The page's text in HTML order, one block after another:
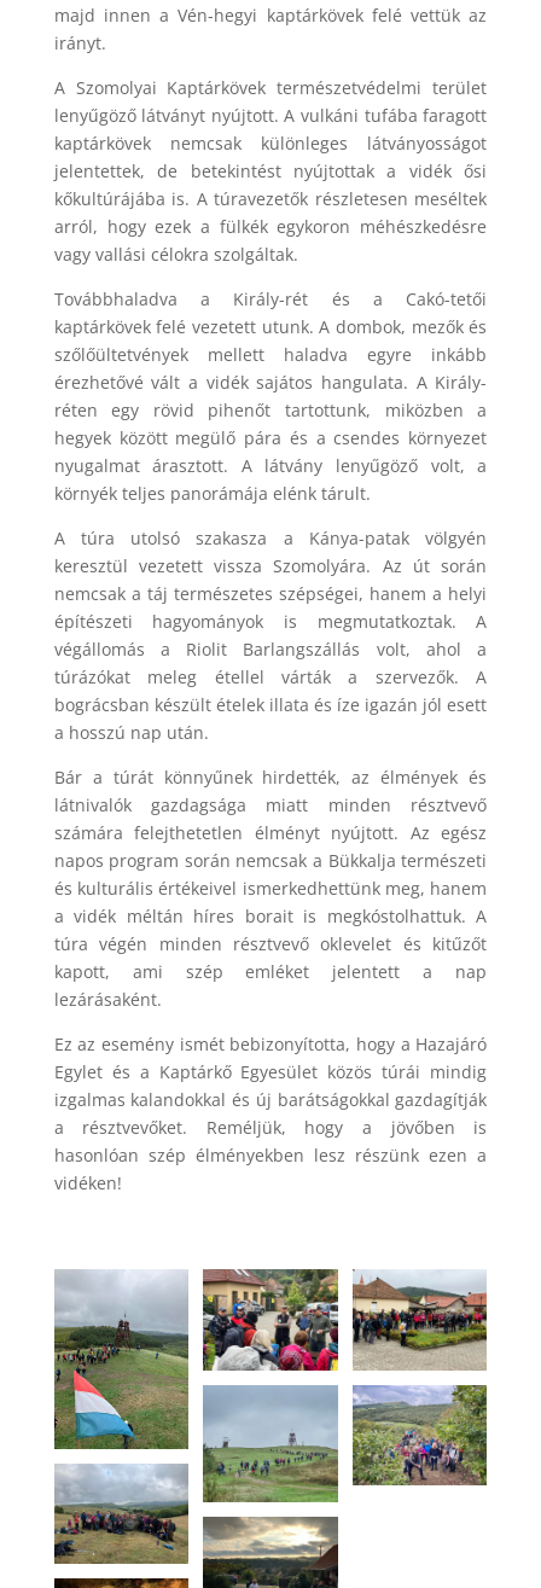
majd innen a Vén-hegyi kaptárkövek felé vettük az
irányt.
A Szomolyai Kaptárkövek természetvédelmi terület
lenyűgöző látványt nyújtott. A vulkáni tufába faragott
kaptárkövek nemcsak különleges látványosságot
jelentettek, de betekintést nyújtottak a vidék ősi
kőkultúrájába is. A túravezetők részletesen meséltek
arról, hogy ezek a fülkék egykoron méhészkedésre
vagy vallási célokra szolgáltak.
Továbbhaladva a Király-rét és a Cakó-tetői
kaptárkövek felé vezetett utunk. A dombok, mezők és
szőlőültetvények mellett haladva egyre inkább
érezhetővé vált a vidék sajátos hangulata. A Király-
réten egy rövid pihenőt tartottunk, miközben a
hegyek között megülő pára és a csendes környezet
nyugalmat árasztott. A látvány lenyűgöző volt, a
környék teljes panorámája elénk tárult.
A túra utolsó szakasza a Kánya-patak völgyén
keresztül vezetett vissza Szomolyára. Az út során
nemcsak a táj természetes szépségei, hanem a helyi
építészeti hagyományok is megmutatkoztak. A
végállomás a Riolit Barlangszállás volt, ahol a
túrázókat meleg étellel várták a szervezők. A
bográcsban készült ételek illata és íze igazán jól esett
a hosszú nap után.
Bár a túrát könnyűnek hirdették, az élmények és
látnivalók gazdagsága miatt minden résztvevő
számára felejthetetlen élményt nyújtott. Az egész
napos program során nemcsak a Bükkalja természeti
és kulturális értékeivel ismerkedhettünk meg, hanem
a vidék méltán híres borait is megkóstolhattuk. A
túra végén minden résztvevő oklevelet és kitűzőt
kapott, ami szép emléket jelentett a nap
lezárásaként.
Ez az esemény ismét bebizonyította, hogy a Hazajáró
Egylet és a Kaptárkő Egyesület közös túrái mindig
izgalmas kalandokkal és új barátságokkal gazdagítják
a résztvevőket. Reméljük, hogy a jövőben is
hasonlóan szép élményekben lesz részünk ezen a
vidéken!